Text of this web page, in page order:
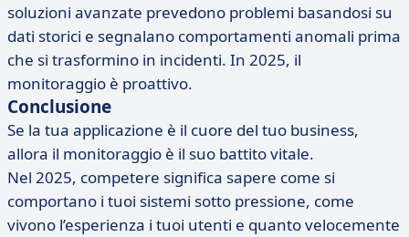
soluzioni avanzate prevedono problemi basandosi su
dati storici e segnalano comportamenti anomali prima
che si trasformino in incidenti. In 2025, il
monitoraggio è proattivo.
Conclusione
Se la tua applicazione è il cuore del tuo business,
allora il monitoraggio è il suo battito vitale.
Nel 2025, competere significa sapere come si
comportano i tuoi sistemi sotto pressione, come
vivono l’esperienza i tuoi utenti e quanto velocemente